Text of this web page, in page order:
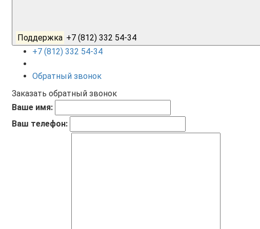
Поддержка +7 (812) 332 54-34
+7 (812) 332 54-34
Обратный звонок
Заказать обратный звонок
Ваше имя:
Ваш телефон: